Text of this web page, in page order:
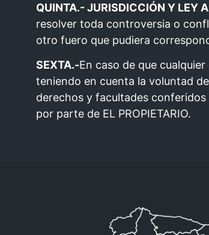
QUINTA.- JURISDICCIÓN Y LEY
resolver toda controversia o
otro fuero que pudiera
SEXTA.-En caso de que
teniendo en cuenta la voluntad
derechos y facultades
por parte de EL PROPIETARIO.